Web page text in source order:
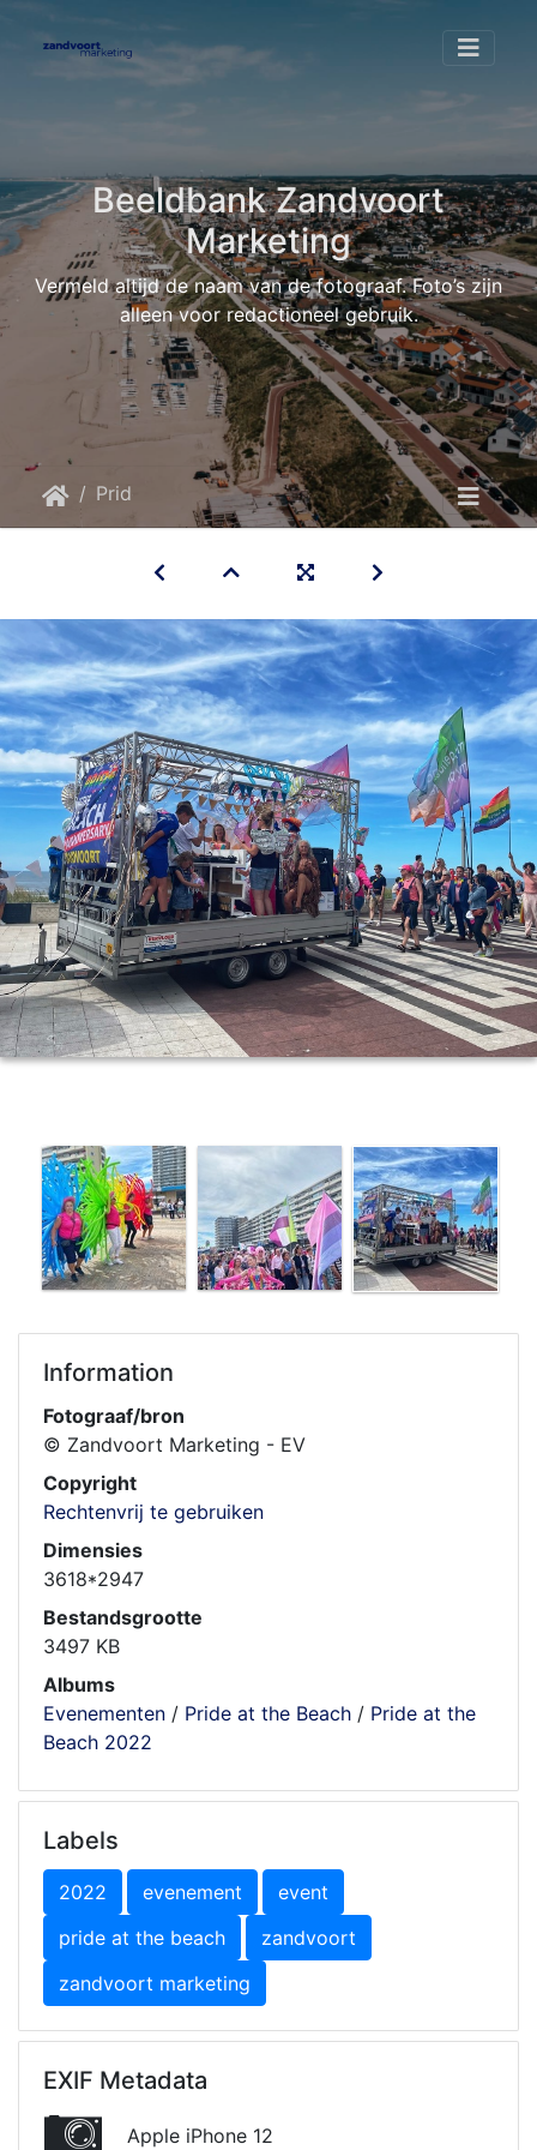
Beeldbank Zandvoort
Marketing
Vermeld altijd de naam van de fotograaf. Foto’s zijn
alleen voor redactioneel gebruik.
Pride at the Beach 2022 IMG 5412
Information
Fotograaf/bron
© Zandvoort Marketing - EV
Copyright
Rechtenvrij te gebruiken
Dimensies
3618*2947
Bestandsgrootte
3497 KB
Albums
Evenementen / Pride at the Beach / Pride at the
Beach 2022
Labels
2022 evenement
event
pride at the beach
zandvoort
zandvoort marketing
EXIF Metadata
Apple iPhone 12